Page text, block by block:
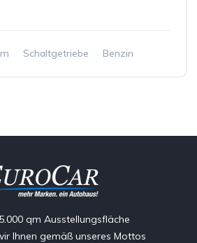
Schaltgetriebe Benzin
qm Ausstellungsfläche
Ihnen gemäß unseres Mottos